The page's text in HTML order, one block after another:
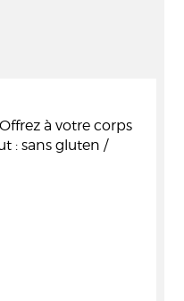
à votre corps
: sans gluten /